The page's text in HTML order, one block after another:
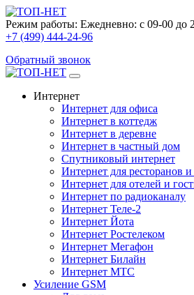
Режим работы: Ежедневно: с 09-00 до
+7 (499) 444-24-96
Обратный звонок
Интернет
Интернет для офиса
Интернет в коттедж
Интернет в деревне
Интернет в частный дом
Спутниковый интернет
Интернет для ресторанов
Интернет для отелей и
Интернет по радиоканалу
Интернет Теле-2
Интернет Йота
Интернет Ростелеком
Интернет Мегафон
Интернет Билайн
Интернет МТС
Усиление GSM